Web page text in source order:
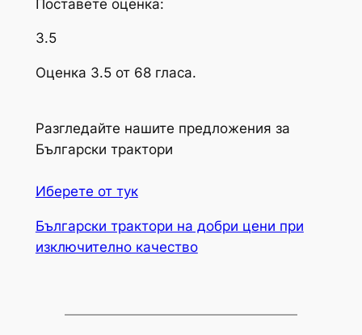
Поставете оценка:
3.5
Оценка 3.5 от 68 гласа.
Разгледайте нашите предложения за
Български трактори
Иберете от тук
Български трактори на добри цени при
изключително качество